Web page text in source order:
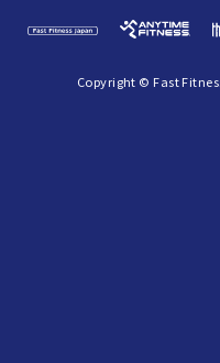
Copyright © Fast